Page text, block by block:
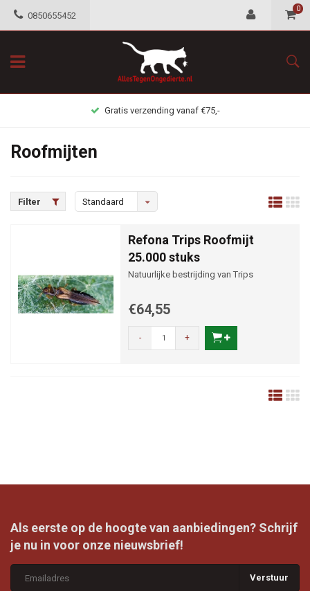
0850655452
0
Gratis verzending vanaf €75,-
Roofmijten
Filter Standaard
Refona Trips Roofmijt
25.000 stuks
Natuurlijke bestrijding van Trips
€64,55
- +
Als eerste op de hoogte van aanbiedingen? Schrijf
je nu in voor onze nieuwsbrief!
Verstuur